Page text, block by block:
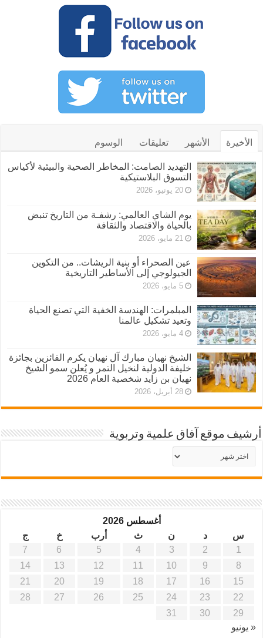
الأخيرة الأشهر تعليقات الوسوم
التهديد الصامت: المخاطر الصحية والبيئية لأكياس
التسوق البلاستيكية
20 يونيو، 2026
يوم الشاي العالمي: رشفـة من التاريخ تنبض
بالحياة والاقتصاد والثقافة
21 مايو، 2026
عين الصحراء أو بنية الريشات.. من التكوين
الجيولوجي إلى الأساطير التاريخية
5 مايو، 2026
المبلمرات: الهندسة الخفية التي تصنع الحياة
وتعيد تشكيل عالمنا
4 مايو، 2026
الشيخ نهيان مبارك آل نهيان يكرم الفائزين بجائزة
خليفة الدولية لنخيل التمر و يُعلن سمو الشيخ
نهيان بن زايد شخصية العام 2026
28 أبريل، 2026
أرشيف موقع آفاق علمية وتربوية
أرشيف
موقع
أغسطس 2026
س
د ن ث أرب خ
ج
1
2
3
4
5
6
7
8
9
10
11
12
13
14
15
16
17
18
19
20
21
22
23
24
25
26
27
28
29
30
31
« يونيو